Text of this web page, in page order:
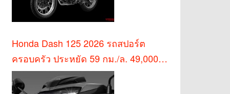
Honda Dash 125 2026 รถสปอร์ต
ครอบครัว ประหยัด 59 กม./ล. 49,000
บาท